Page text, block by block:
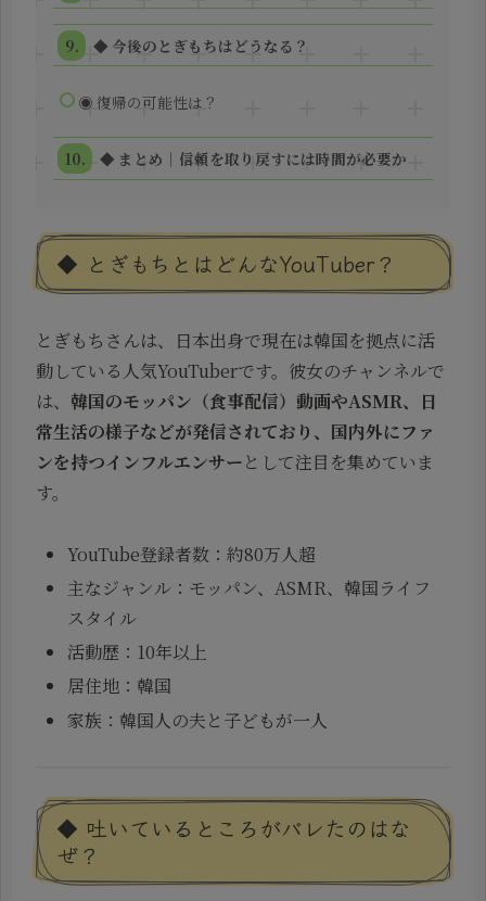
◆ 今後のとぎもちはどうなる？
◉ 復帰の可能性は？
◆ まとめ｜信頼を取り戻すには時間が必要か
◆ とぎもちとはどんなYouTuber？
とぎもちさんは、日本出身で現在は韓国を拠点に活
動している人気YouTuberです。彼女のチャンネルで
は、 韓国のモッパン（食事配信）動画やASMR、日
常生活の様子などが発信されており、国内外にファ
ンを持つインフルエンサーとして注目を集めていま
す。
YouTube登録者数：約80万人超
主なジャンル：モッパン、ASMR、韓国ライフ
スタイル
活動歴：10年以上
居住地：韓国
家族：韓国人の夫と子どもが一人
◆ 吐いているところがバレたのはな
ぜ？